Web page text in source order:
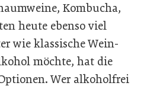
Kombucha,
heute ebenso viel
wie klassische Wein-
möchte, hat die
Wer alkoholfrei